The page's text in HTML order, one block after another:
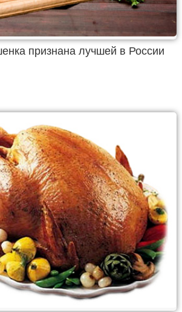
признана лучшей в России